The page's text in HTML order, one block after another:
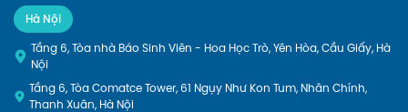
Hà Nội
Tầng 6, Tòa nhà Báo Sinh Viên - Hoa Học Trò, Yên Hòa, Cầu Giấy, Hà
Nội
Tầng 6, Tòa Comatce Tower, 61 Ngụy Như Kon Tum, Nhân Chính,
Thanh Xuân, Hà Nội